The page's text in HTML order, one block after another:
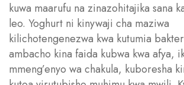
kuwa maarufu na zinazohitajika sana
leo. Yoghurt ni kinywaji cha maziwa
kilichotengenezwa kwa kutumia
ambacho kina faida kubwa kwa afya,
mmeng’enyo wa chakula, kuboresha